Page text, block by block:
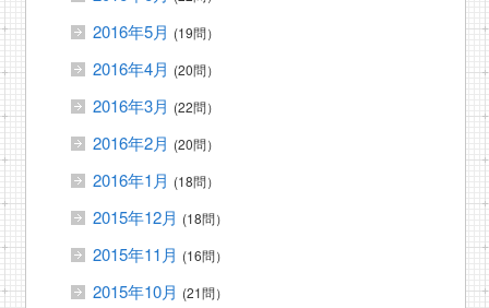
2016年5月 (19問）
2016年4月 (20問）
2016年3月 (22問）
2016年2月 (20問）
2016年1月 (18問）
2015年12月 (18問）
2015年11月 (16問）
2015年10月 (21問）